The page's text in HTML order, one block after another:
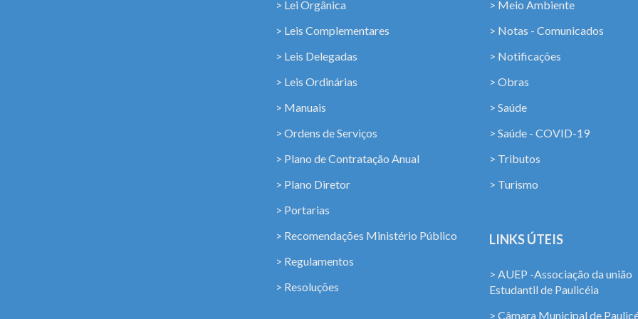
> Lei Orgânica
> Leis Complementares
> Leis Delegadas
> Leis Ordinárias
> Manuais
> Ordens de Serviços
> Plano de Contratação Anual
> Plano Diretor
> Portarias
> Recomendações Ministério Público
> Regulamentos
> Resoluções
> Meio Ambiente
> Notas - Comunicados
> Notificações
> Obras
> Saúde
> Saúde - COVID-19
> Tributos
> Turismo
LINKS ÚTEIS
> AUEP -Associação da união
Estudantil de Paulicéia
> Câmara Municipal de